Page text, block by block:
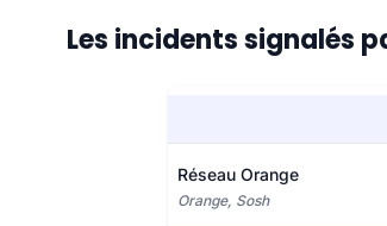
Les incidents signalés
Réseau Orange
Orange, Sosh